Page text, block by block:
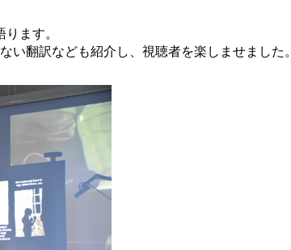
ます。
い翻訳なども紹介し、視聴者を楽しませました。